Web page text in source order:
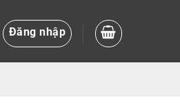
Đăng nhập